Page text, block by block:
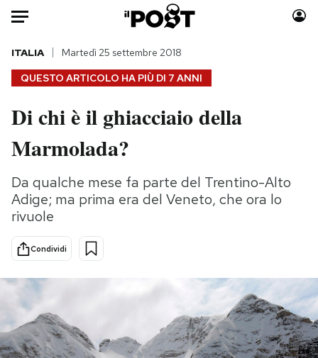
Auto
HOME
Italia
Politica
Tecnologia
Internet
Scienza
Cultura
Economia
Sport
Moda
Storie/Idee
Ok Boomer!
Mondiali calcio 2026
PODCAST
QUESTO ARTICOLO HA PIÙ DI 7 ANNI
ITALIA Martedì 25 settembre 2018
Di chi è il ghiacciaio della
Marmolada?
Da qualche mese fa parte del Trentino-Alto
Adige; ma prima era del Veneto, che ora lo
rivuole
Condividi